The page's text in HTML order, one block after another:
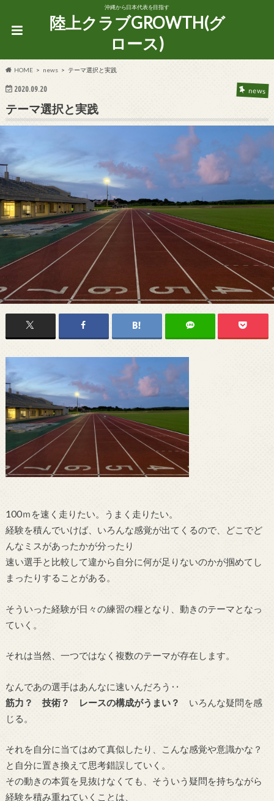
沖縄から日本代表を目指す
陸上クラブGROWTH(グ
ロース)
HOME news テーマ選択と実践
2020.09.20 news
テーマ選択と実践
100ｍを速く走りたい。うまく走りたい。
経験を積んでいけば、いろんな感覚が出てくるので、どこでど
んなミスがあったかが分ったり
速い選手と比較して違から自分に何が足りないのかが掴めてし
まったりすることがある。
そういった経験が日々の練習の糧となり、動きのテーマとなっ
ていく。
それは当然、一つではなく複数のテーマが存在します。
なんであの選手はあんなに速いんだろう‥
筋力？ 技術？ レースの構成がうまい？
いろんな疑問を感
じる。
それを自分に当てはめて真似したり、こんな感覚や意識かな？
と自分に置き換えて思考錯誤していく。
その動きの本質を見抜けなくても、そういう疑問を持ちながら
経験を積み重ねていくことは、